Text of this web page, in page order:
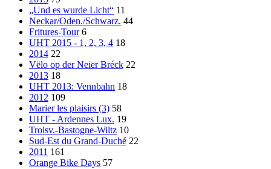
„Und es wurde Licht“ 11
Neckar/Oden./Schwarz. 44
Fritures-Tour 6
UHT 2015 - 1, 2, 3, 4 18
2014 22
Vëlo op der Neier Bréck 22
2013 18
UHT 2013: Vennbahn 18
2012 109
Marier les plaisirs (3) 58
UHT - Ardennes Lux. 19
Troisv.-Bastogne-Wiltz 10
Sud-Est du Grand-Duché 22
2011 161
Orange Bike Days 57